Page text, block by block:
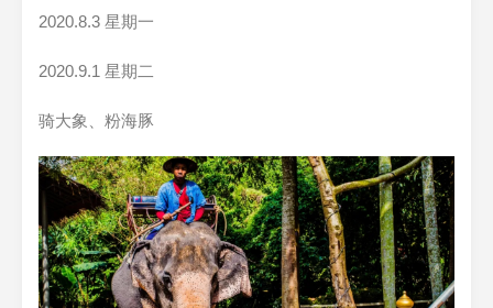
2020.8.3 星期一
2020.9.1 星期二
骑大象、粉海豚